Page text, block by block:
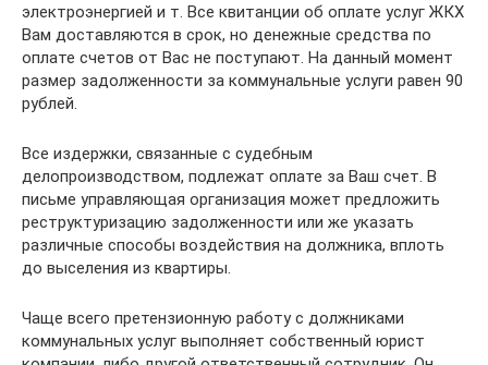
электроэнергией и т. Все квитанции об оплате услуг ЖКХ
Вам доставляются в срок, но денежные средства по
оплате счетов от Вас не поступают. На данный момент
размер задолженности за коммунальные услуги равен 90
рублей.
Все издержки, связанные с судебным
делопроизводством, подлежат оплате за Ваш счет. В
письме управляющая организация может предложить
реструктуризацию задолженности или же указать
различные способы воздействия на должника, вплоть
до выселения из квартиры.
Чаще всего претензионную работу с должниками
коммунальных услуг выполняет собственный юрист